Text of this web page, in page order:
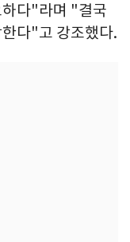
하다"라며 "결국
다"고 강조했다.